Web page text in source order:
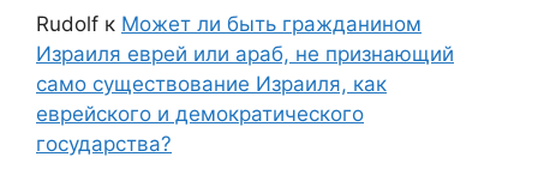
Rudolf к Может ли быть гражданином
Израиля еврей или араб, не признающий
само существование Израиля, как
еврейского и демократического
государства?